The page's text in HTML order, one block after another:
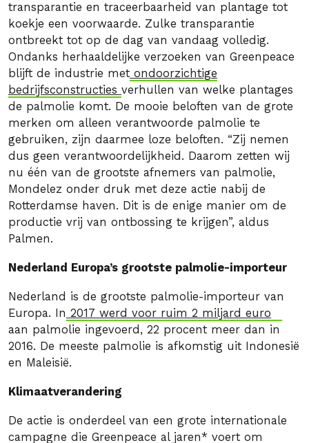
transparantie en traceerbaarheid van plantage tot
koekje een voorwaarde. Zulke transparantie
ontbreekt tot op de dag van vandaag volledig.
Ondanks herhaaldelijke verzoeken van Greenpeace
blijft de industrie met ondoorzichtige
bedrijfsconstructies verhullen van welke plantages
de palmolie komt. De mooie beloften van de grote
merken om alleen verantwoorde palmolie te
gebruiken, zijn daarmee loze beloften. “Zij nemen
dus geen verantwoordelijkheid. Daarom zetten wij
nu één van de grootste afnemers van palmolie,
Mondelez onder druk met deze actie nabij de
Rotterdamse haven. Dit is de enige manier om de
productie vrij van ontbossing te krijgen”, aldus
Palmen.
Nederland Europa’s grootste palmolie-importeur
Nederland is de grootste palmolie-importeur van
Europa. In 2017 werd voor ruim 2 miljard euro
aan palmolie ingevoerd, 22 procent meer dan in
2016. De meeste palmolie is afkomstig uit Indonesië
en Maleisië.
Klimaatverandering
De actie is onderdeel van een grote internationale
campagne die Greenpeace al jaren* voert om